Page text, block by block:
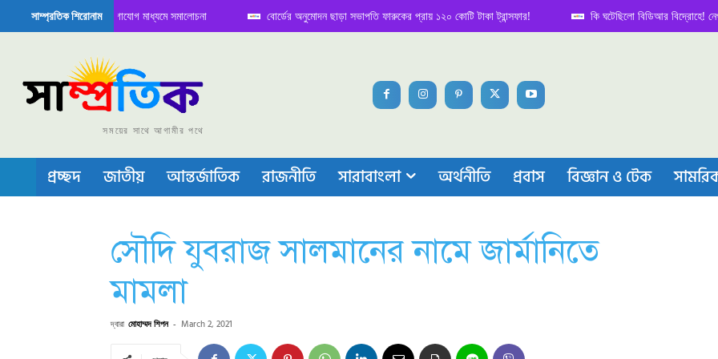
সাম্প্রতিক শিরোনাম
বৈঠক নিয়ে সামাজিক যোগাযোগ মাধ্যমে সমালোচনা বোর্ডের অনুমোদন ছাড়া সভাপতি ফারুকের প্রায় ১২০ কোটি টাকা ট্রান্সফার! কি ঘটেছিলো বিডিআর বিদ্রোহে! নেপথ্য
বা চীপ তৈরিতে নিজের শক্ত অবস্থান জানান দিচ্ছে চীন
সময়ের সাথে আগামীর পথে
প্রচ্ছদ জাতীয় আন্তর্জাতিক রাজনীতি সারাবাংলা অর্থনীতি প্রবাস বিজ্ঞান ও টেক
সৌদি যুবরাজ সালমানের নামে জার্মানিতে
মামলা
দ্বারা মোহাম্মদ শিপন - March 2, 2021